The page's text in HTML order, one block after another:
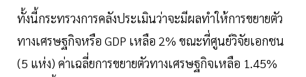
ทั้งนี้กระทรวงการคลังประเมินว่าจะมีผลทำให้การขยายตัว
ทางเศรษฐกิจหรือ GDP เหลือ 2% ขณะที่ศูนย์วิจัยเอกชน
(5 แห่ง) ค่าเฉลี่ยการขยายตัวทางเศรษฐกิจเหลือ 1.45%